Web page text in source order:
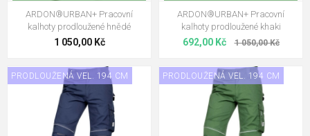
ARDON®URBAN+ Pracovní
kalhoty prodloužené hnědé
1 050,00 Kč
ARDON®URBAN+ Pracovní
kalhoty prodloužené khaki
692,00 Kč 1 050,00 Kč
PRODLOUŽENÁ VEL. 194 CM PRODLOUŽENÁ VEL. 194 CM